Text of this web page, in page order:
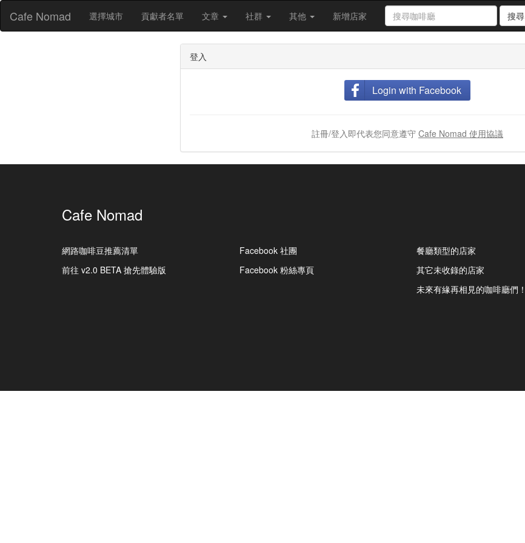
Cafe Nomad 選擇城市 貢獻者名單 文章 社群 其他 新增店家 搜尋
登入
Login with Facebook
註冊/登入即代表您同意遵守 Cafe Nomad 使用協議
Cafe Nomad
網路咖啡豆推薦清單
前往 v2.0 BETA 搶先體驗版
Facebook 社團
Facebook 粉絲專頁
餐廳類型的店家
其它未收錄的店家
未來有緣再相見的咖啡廳們！